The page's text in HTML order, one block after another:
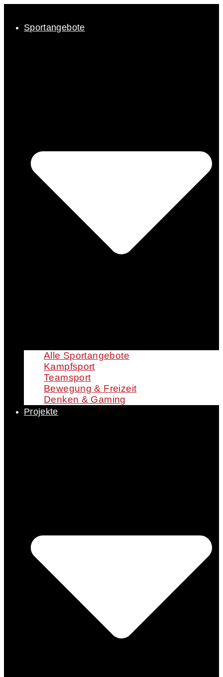
Inhalt
Sportangebote
Alle Sportangebote
Kampfsport
Teamsport
Bewegung & Freizeit
Denken & Gaming
Projekte